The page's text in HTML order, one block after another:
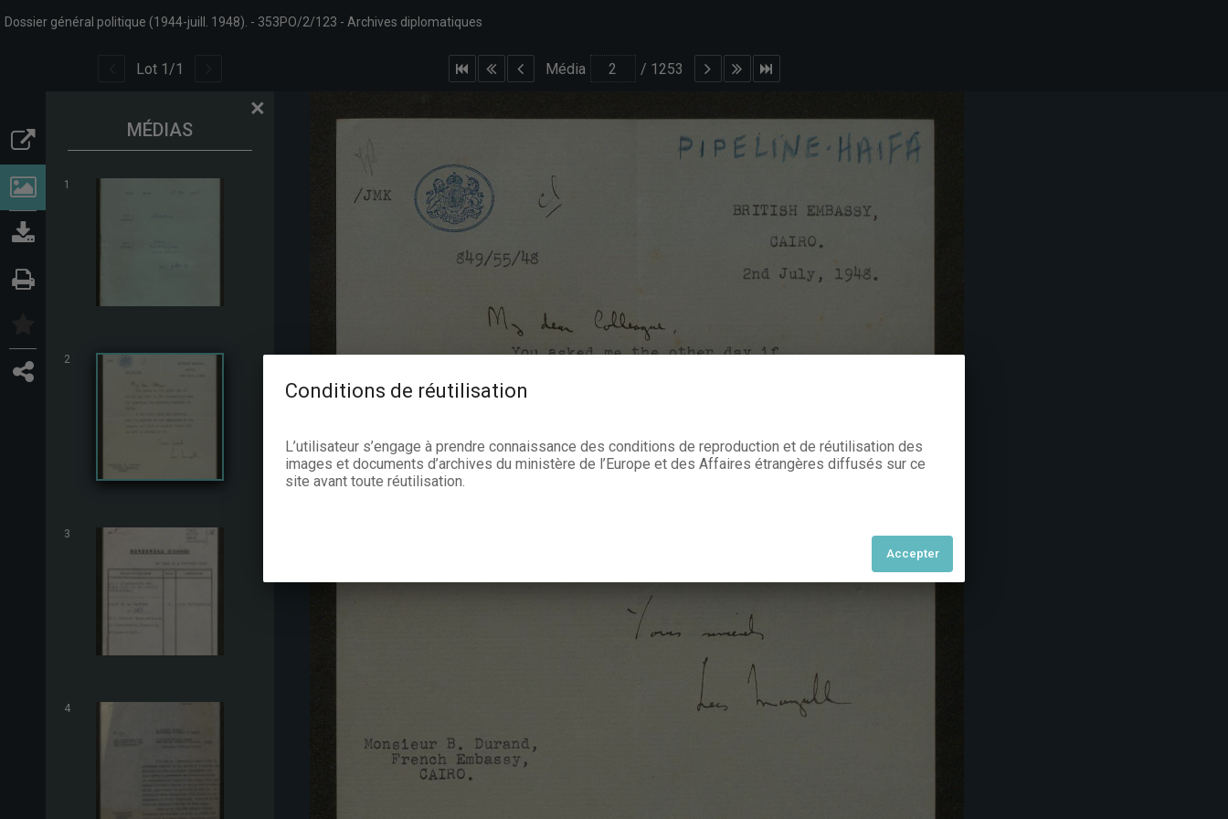
Dossier général politique (1944-juill. 1948). 353PO/2/123 Archives diplomatiques
Lot 1 /1 Média / 1253
MÉDIAS
×
1
2
3
4
Conditions de réutilisation
L’utilisateur s’engage à prendre connaissance des conditions de reproduction et de réutilisation des
images et documents d’archives du ministère de l’Europe et des Affaires étrangères diffusés sur ce
site avant toute réutilisation.